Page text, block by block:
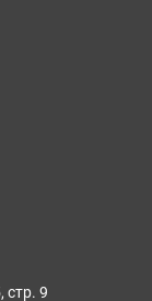
стр. 9